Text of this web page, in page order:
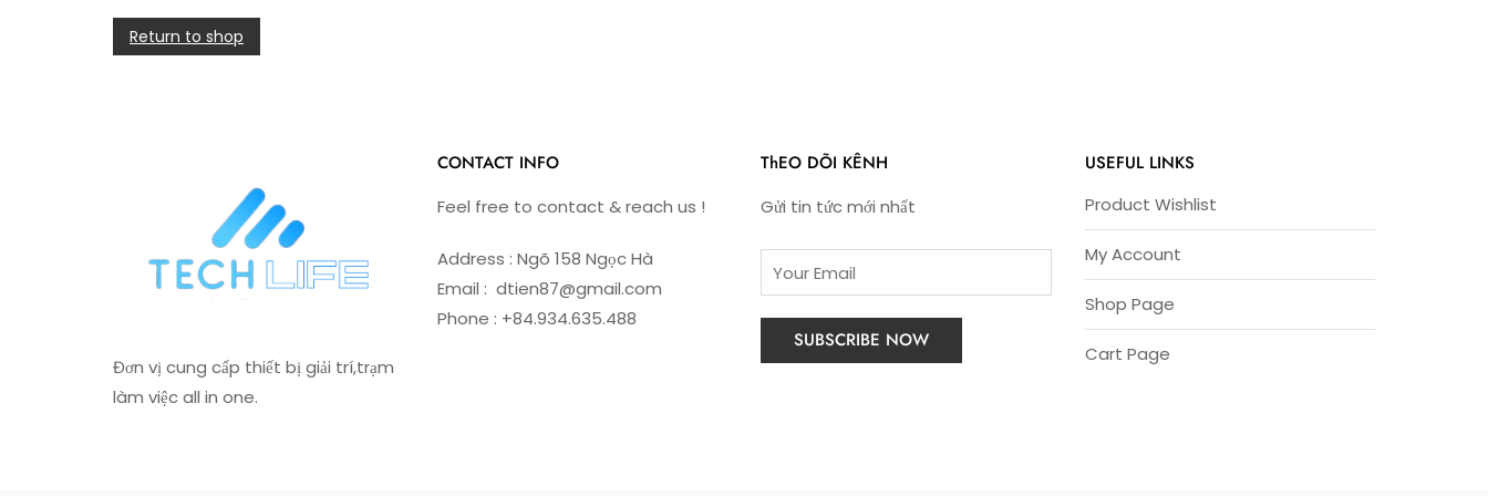
Return to shop
Đơn vị cung cấp thiết bị giải trí,trạm
làm việc all in one.
CONTACT INFO
Feel free to contact & reach us !
Address : Ngõ 158 Ngọc Hà
Email : dtien87@gmail.com
Phone : +84.934.635.488
ThEO DÕI KÊNH
Gửi tin tức mới nhất
USEFUL LINKS
Product Wishlist
My Account
Shop Page
Cart Page